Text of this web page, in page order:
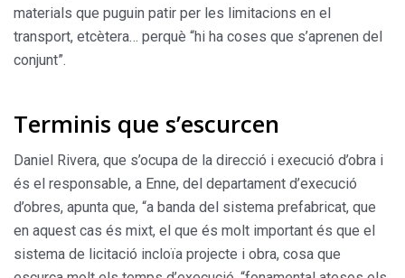
materials que puguin patir per les limitacions en el
transport, etcètera… perquè “hi ha coses que s’aprenen del
conjunt”.
Terminis que s’escurcen
Daniel Rivera, que s’ocupa de la direcció i execució d’obra i
és el responsable, a Enne, del departament d’execució
d’obres, apunta que, “a banda del sistema prefabricat, que
en aquest cas és mixt, el que és molt important és que el
sistema de licitació incloïa projecte i obra, cosa que